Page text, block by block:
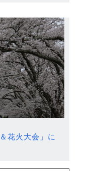
花火大会」に